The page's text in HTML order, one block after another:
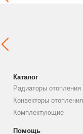
Каталог
Радиаторы отопления
Конвекторы отопления
Комплектующие
Помощь